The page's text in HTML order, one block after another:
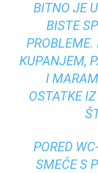
BITNO JE
BISTE
KUPANJEM,
I
OSTATKE
PORED
SMEĆE S